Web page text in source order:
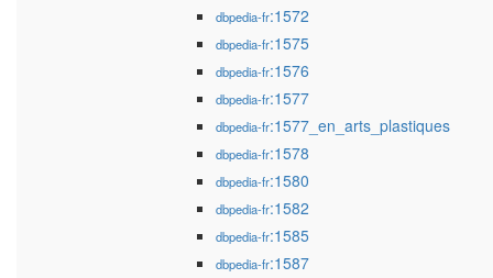
dbpedia-fr:1572
dbpedia-fr:1575
dbpedia-fr:1576
dbpedia-fr:1577
dbpedia-fr:1577_en_arts_plastiques
dbpedia-fr:1578
dbpedia-fr:1580
dbpedia-fr:1582
dbpedia-fr:1585
dbpedia-fr:1587